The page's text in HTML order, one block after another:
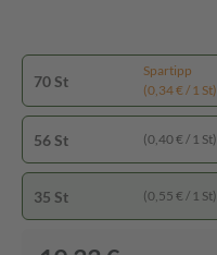
70 St
Spartipp
(0,34 € / 1 St)
56 St (0,40 € / 1 St)
35 St (0,55 € / 1 St)